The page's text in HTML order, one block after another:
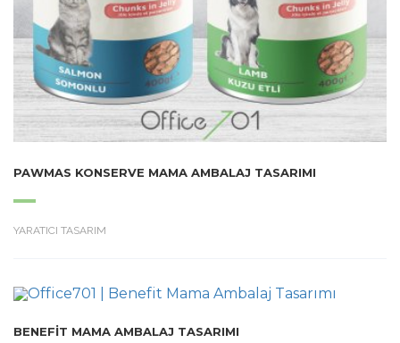
PAWMAS KONSERVE MAMA AMBALAJ TASARIMI
YARATICI TASARIM
BENEFIT MAMA AMBALAJ TASARIMI